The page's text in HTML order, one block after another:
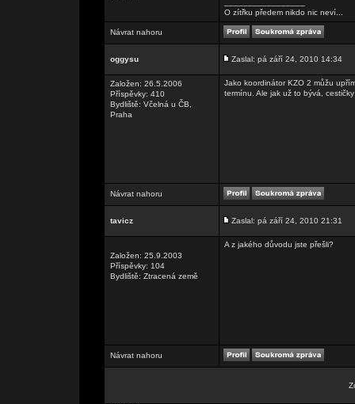
O zítřku předem nikdo nic neví...
Návrat nahoru
oggysu Zaslal: pá září 24, 2010 14:34
Založen: 26.5.2006
Příspěvky: 410
Bydliště: Včelná u ČB,
Praha
Jako koordinátor KZO 2 můžu
termínu. Ale jak už to bývá,
Návrat nahoru
tavicz Zaslal: pá září 24, 2010 21:31
Založen: 25.9.2003
Příspěvky: 104
Bydliště: Ztracená země
A z jakého důvodu jste přešli?
Návrat nahoru